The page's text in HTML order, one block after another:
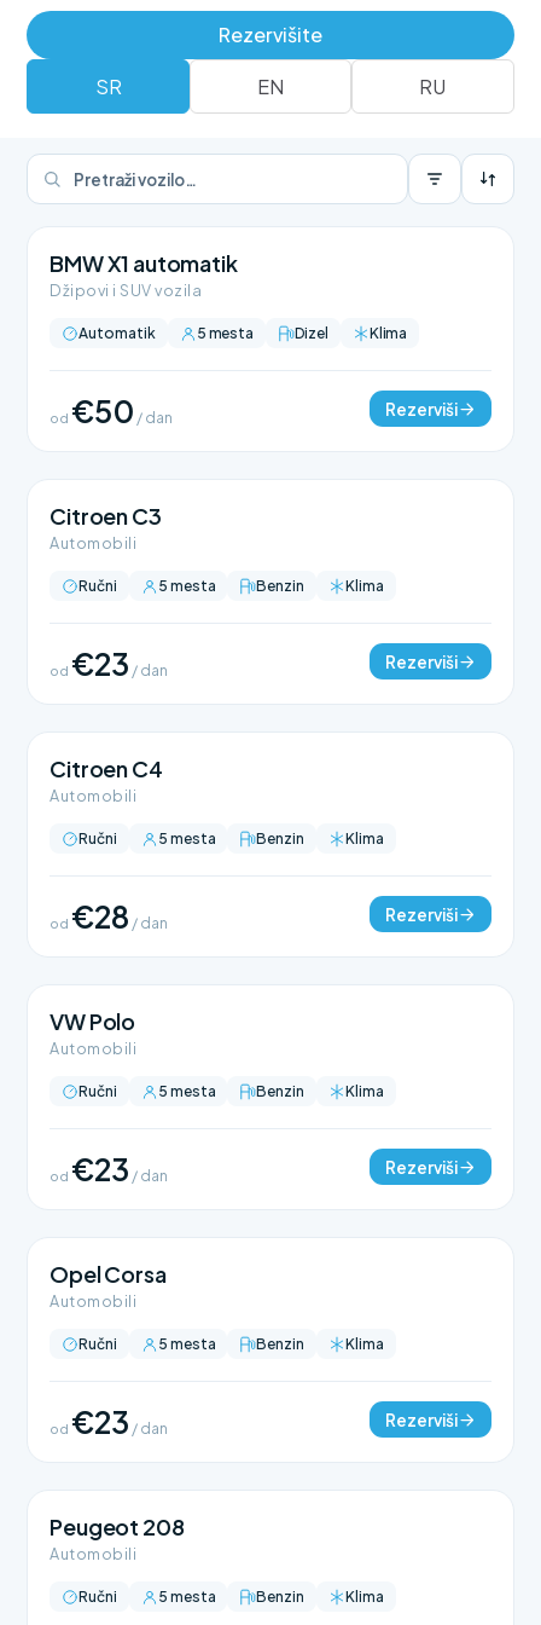
Rezervišite
SR EN RU
Rezerviši Rent a car flota
BMW X1 automatik
Džipovi i SUV vozila
Automatik 5 mesta Dizel Klima
od €50 / dan Rezerviši
Citroen C3
Automobili
Ručni 5 mesta Benzin Klima
od €23 / dan Rezerviši
Citroen C4
Automobili
Ručni 5 mesta Benzin Klima
od €28 / dan Rezerviši
VW Polo
Automobili
Ručni 5 mesta Benzin Klima
od €23 / dan Rezerviši
Opel Corsa
Automobili
Ručni 5 mesta Benzin Klima
od €23 / dan Rezerviši
Peugeot 208
Automobili
Ručni 5 mesta Benzin Klima